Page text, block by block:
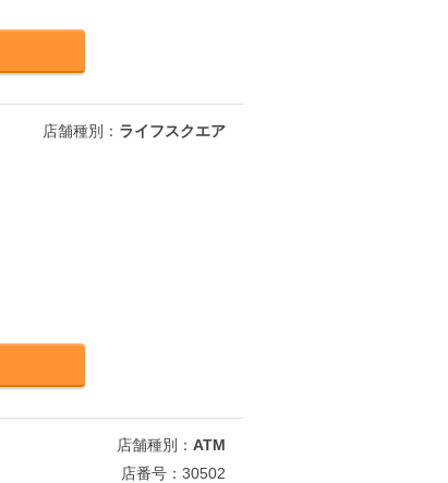
店舗種別： ライフスクエア
店舗種別： ATM
店番号：30502